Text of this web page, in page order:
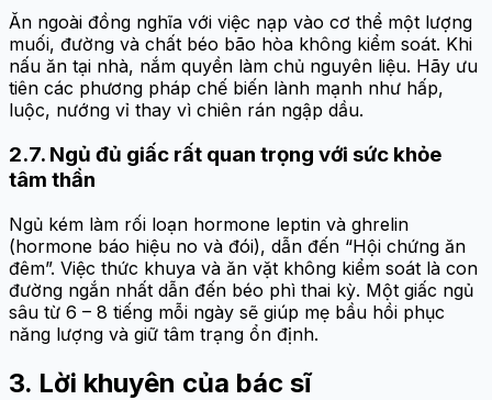
Ăn ngoài đồng nghĩa với việc nạp vào cơ thể một lượng
muối, đường và chất béo bão hòa không kiểm soát. Khi
nấu ăn tại nhà, nắm quyền làm chủ nguyên liệu. Hãy ưu
tiên các phương pháp chế biến lành mạnh như hấp,
luộc, nướng vỉ thay vì chiên rán ngập dầu.
2.7. Ngủ đủ giấc rất quan trọng với sức khỏe
tâm thần
Ngủ kém làm rối loạn hormone leptin và ghrelin
(hormone báo hiệu no và đói), dẫn đến “Hội chứng ăn
đêm”. Việc thức khuya và ăn vặt không kiểm soát là con
đường ngắn nhất dẫn đến béo phì thai kỳ. Một giấc ngủ
sâu từ 6 – 8 tiếng mỗi ngày sẽ giúp mẹ bầu hồi phục
năng lượng và giữ tâm trạng ổn định.
3. Lời khuyên của bác sĩ